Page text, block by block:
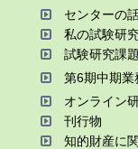
センターの
私の試験研
試験研究課題
第6期中期業
オンライン
刊⾏物
知的財産に